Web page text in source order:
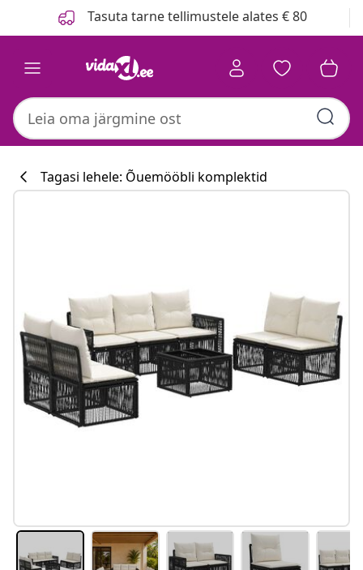
Tasuta tarne tellimustele alates € 80
#sharemevidaxl
Tagasi lehele: Õuemööbli komplektid